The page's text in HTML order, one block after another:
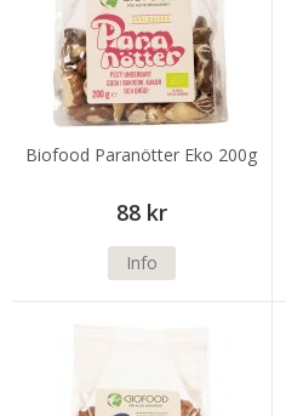
Biofood Paranötter Eko 200g
88 kr
Info